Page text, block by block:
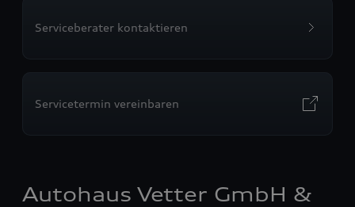
Serviceberater kontaktieren
Servicetermin vereinbaren
Autohaus Vetter GmbH &